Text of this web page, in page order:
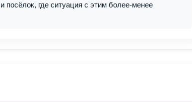
посёлок, где ситуация с этим более-менее